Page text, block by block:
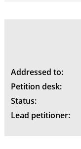
Addressed to:
Petition desk:
Status:
Lead petitioner: